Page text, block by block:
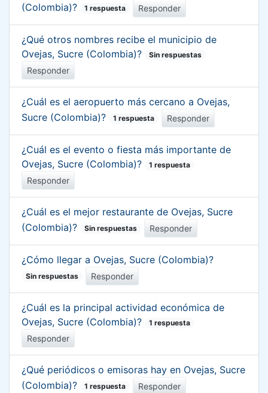
(Colombia)?
1 respuesta Responder
¿Qué otros nombres recibe el municipio de
Ovejas, Sucre (Colombia)?
Sin respuestas
Responder
¿Cuál es el aeropuerto más cercano a Ovejas,
Sucre (Colombia)?
1 respuesta Responder
¿Cuál es el evento o fiesta más importante de
Ovejas, Sucre (Colombia)?
1 respuesta
Responder
¿Cuál es el mejor restaurante de Ovejas, Sucre
(Colombia)?
Sin respuestas Responder
¿Cómo llegar a Ovejas, Sucre (Colombia)?
Sin respuestas Responder
¿Cuál es la principal actividad económica de
Ovejas, Sucre (Colombia)?
1 respuesta
Responder
¿Qué periódicos o emisoras hay en Ovejas, Sucre
(Colombia)?
1 respuesta Responder